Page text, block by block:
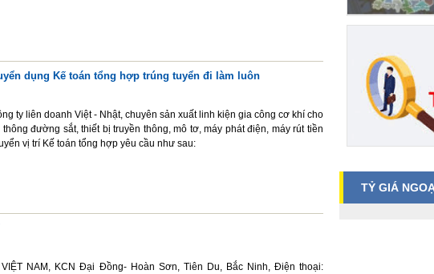
dụng Kế toán tổng hợp trúng tuyển đi làm luôn
ty liên doanh Việt - Nhật, chuyên sản xuất linh kiện gia công cơ khí cho
đường sắt, thiết bị truyền thông, mô tơ, máy phát điện, máy rút tiền
vị trí Kế toán tổng hợp yêu cầu như sau:
NAM, KCN Đại Đồng- Hoàn Sơn, Tiên Du, Bắc Ninh, Điện thoại:
TỶ GIÁ